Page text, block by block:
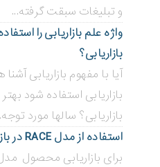
و تبلیغات سبقت گرفته...
واژه علم بازاریابی را
بازاریابی؟
آیا با مفهوم بازاریابی
بازاریابی استفاده شود
بازاریابی؟ سالها مورد
استفاده از مدل RACE در بازاریابی دیجیتال
برای بازاریابی محصول